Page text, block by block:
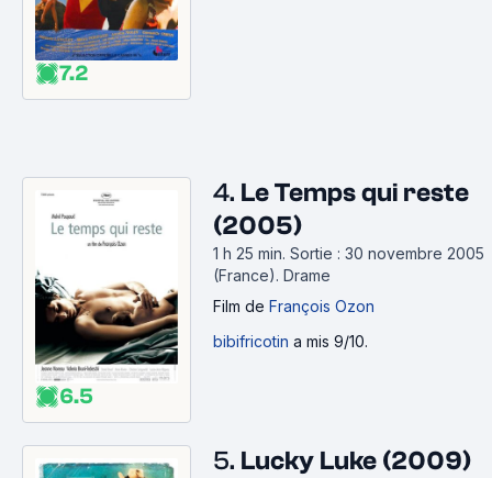
7.2
6.5
4. Le Temps qui reste
(2005)
1 h 25 min. Sortie : 30 novembre 2005
(France). Drame
Film de François Ozon
bibifricotin a mis 9/10.
5. Lucky Luke (2009)